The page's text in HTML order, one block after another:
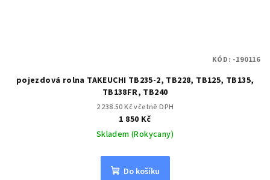
pojezdová rolna TAKEUCHI TB235-2, TB228, TB125, TB135,
TB138FR, TB240
2 238.50 Kč včetně DPH
1 850 Kč
Skladem (Rokycany)
Do košíku
KÓD: -190116